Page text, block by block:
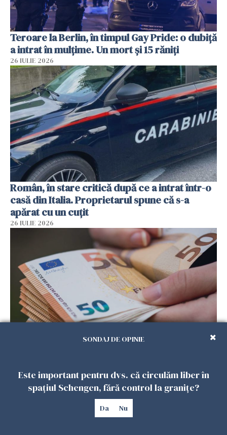
Teroare la Berlin, în timpul Gay Pride: o dubiță
a intrat în mulțime. Un mort și 15 răniți
26 IULIE 2026
Român, în stare critică după ce a intrat într-o
casă din Italia. Proprietarul spune că s-a
apărat cu un cuțit
26 IULIE 2026
ascunși de autorități
26 IULIE 2026
SONDAJ DE OPINIE
Este important pentru dvs. că circulăm liber în
spațiul Schengen, fără control la granițe?
Da Nu